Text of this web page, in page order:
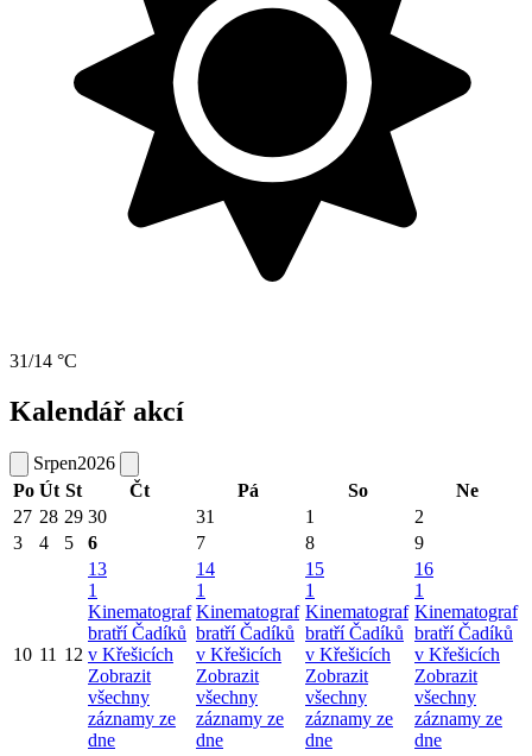
31/14 °C
Kalendář akcí
Srpen2026
Po Út St Čt Pá So
Ne
27 28 29 30 31 1
2
3
4 5 6 7 8 9
10 11 12
13
1
Kinematograf
bratří Čadíků
v Křešicích
Zobrazit
všechny
záznamy ze
dne
14
1
Kinematograf
bratří Čadíků
v Křešicích
Zobrazit
všechny
záznamy ze
dne
15
1
Kinematograf
bratří Čadíků
v Křešicích
Zobrazit
všechny
záznamy ze
dne
16
1
Kinematograf
bratří Čadíků
v Křešicích
Zobrazit
všechny
záznamy ze
dne